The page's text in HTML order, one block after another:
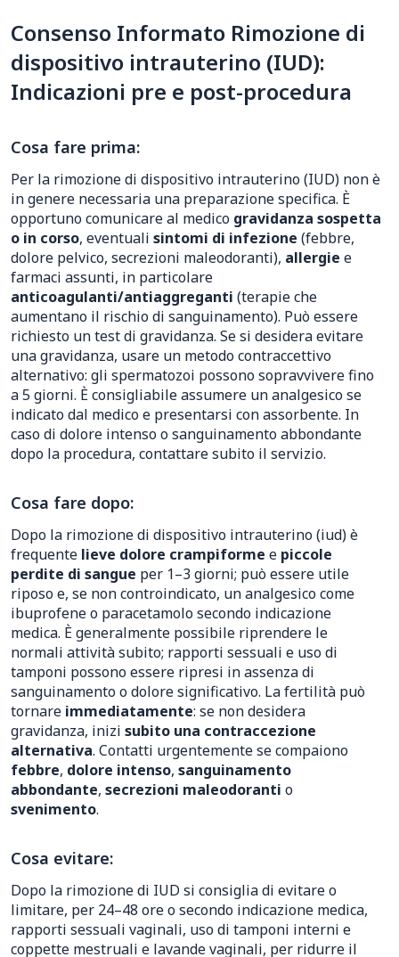
Consenso Informato Rimozione di
dispositivo intrauterino (IUD):
Indicazioni pre e post-procedura
Cosa fare prima:
Per la rimozione di dispositivo intrauterino (IUD) non è
in genere necessaria una preparazione specifica. È
opportuno comunicare al medico gravidanza sospetta
o in corso, eventuali sintomi di infezione (febbre,
dolore pelvico, secrezioni maleodoranti), allergie e
farmaci assunti, in particolare
anticoagulanti/antiaggreganti (terapie che
aumentano il rischio di sanguinamento). Può essere
richiesto un test di gravidanza. Se si desidera evitare
una gravidanza, usare un metodo contraccettivo
alternativo: gli spermatozoi possono sopravvivere fino
a 5 giorni. È consigliabile assumere un analgesico se
indicato dal medico e presentarsi con assorbente. In
caso di dolore intenso o sanguinamento abbondante
dopo la procedura, contattare subito il servizio.
Cosa fare dopo:
Dopo la rimozione di dispositivo intrauterino (iud) è
frequente lieve dolore crampiforme e piccole
perdite di sangue per 1–3 giorni; può essere utile
riposo e, se non controindicato, un analgesico come
ibuprofene o paracetamolo secondo indicazione
medica. È generalmente possibile riprendere le
normali attività subito; rapporti sessuali e uso di
tamponi possono essere ripresi in assenza di
sanguinamento o dolore significativo. La fertilità può
tornare immediatamente: se non desidera
gravidanza, inizi subito una contraccezione
alternativa. Contatti urgentemente se compaiono
febbre, dolore intenso, sanguinamento
abbondante, secrezioni maleodoranti o
svenimento.
Cosa evitare:
Dopo la rimozione di IUD si consiglia di evitare o
limitare, per 24–48 ore o secondo indicazione medica,
rapporti sessuali vaginali, uso di tamponi interni e
coppette mestruali e lavande vaginali, per ridurre il